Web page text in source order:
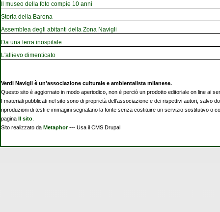
Il museo della foto compie 10 anni
Storia della Barona
Assemblea degli abitanti della Zona Navigli
Da una terra inospitale
L'allievo dimenticato
Verdi Navigli è un'associazione culturale e ambientalista milanese.
Questo sito è aggiornato in modo aperiodico, non è perciò un prodotto editoriale on line ai
I materiali pubblicati nel sito sono di proprietà dell'associazione e dei rispettivi autori,
riproduzioni di testi e immagini segnalano la fonte senza costituire un servizio sostitutivo o
pagina
Il sito.
Sito realizzato da Metaphor--- Usa il CMS Drupal